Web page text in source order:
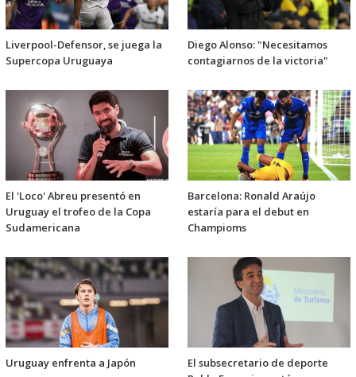
Liverpool-Defensor, se juega la
Supercopa Uruguaya
Diego Alonso: "Necesitamos
contagiarnos de la victoria"
El 'Loco' Abreu presentó en
Uruguay el trofeo de la Copa
Sudamericana
Barcelona: Ronald Araújo
estaría para el debut en
Champioms
Uruguay enfrenta a Japón
El subsecretario de deporte